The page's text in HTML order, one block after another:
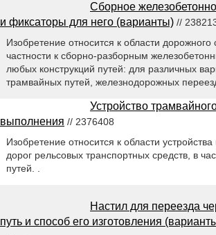
Сборное
и фиксаторы для него (варианты) //
Изобретение относится к области дорожного
частности к сборно-разборным
любых конструкций путей: для различных
трамвайных путей, железнодорожных
Устройство
выполнения // 2376408
Изобретение относится к области устройства
дорог рельсовых транспортных средств, в
путей. .
Настил для переезда
путь и способ его изготовления